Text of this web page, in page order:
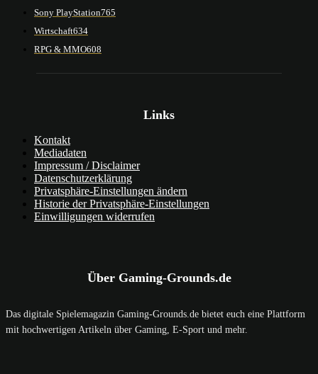
Sony PlayStation765
Wirtschaft634
RPG & MMO608
Links
Kontakt
Mediadaten
Impressum / Disclaimer
Datenschutzerklärung
Privatsphäre-Einstellungen ändern
Historie der Privatsphäre-Einstellungen
Einwilligungen widerrufen
Über Gaming-Grounds.de
Das digitale Spielemagazin Gaming-Grounds.de bietet euch eine Plattform
mit hochwertigen Artikeln über Gaming, E-Sport und mehr.